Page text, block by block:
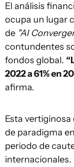
El análisis
ocupa un lugar
de "AI
contundentes
fondos global.
2022 a 61% en
afirma.
Esta
de paradigma
periodo de
internacionales.